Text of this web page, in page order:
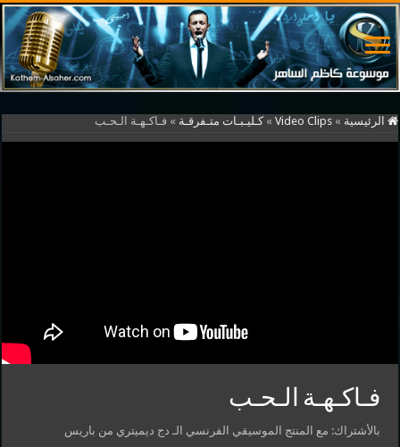
الرئيسية »
Video Clips
» كـليـبـات متـفرقـة » فـاكـهـة الـحـب
فـاكـهـة الـحـب
بالأشتراك: مع المنتج الموسيقي الفرنسي الـ دج ديميتري من باريس